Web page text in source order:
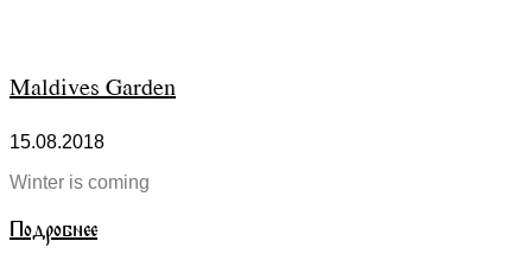
Maldives Garden
15.08.2018
Winter is coming
Подробнее